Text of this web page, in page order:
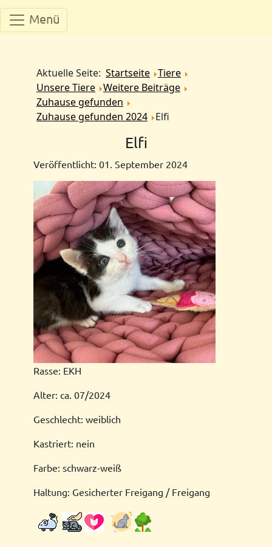
Menü
Aktuelle Seite: Startseite Tiere
Unsere Tiere Weitere Beiträge
Zuhause gefunden
Zuhause gefunden 2024
Elfi
Elfi
Veröffentlicht: 01. September 2024
Rasse: EKH
Alter: ca. 07/2024
Geschlecht: weiblich
Kastriert: nein
Farbe: schwarz-weiß
Haltung: Gesicherter Freigang / Freigang